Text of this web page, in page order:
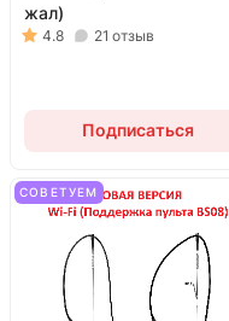
жал)
4.8 21 отзыв
Подписаться
СОВЕТУЕМ